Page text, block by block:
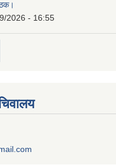
2026 - 16:55